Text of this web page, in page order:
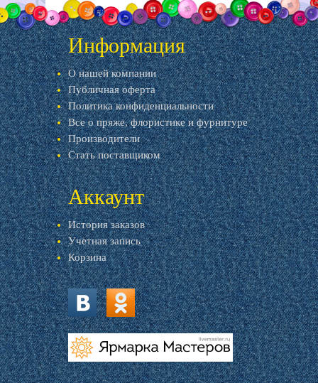
Информация
О нашей компании
Публичная оферта
Политика конфиденциальности
Все о пряже, флористике и фурнитуре
Производители
Стать поставщиком
Аккаунт
История заказов
Учетная запись
Корзина
vk.com ok.ru
livemaster.ru